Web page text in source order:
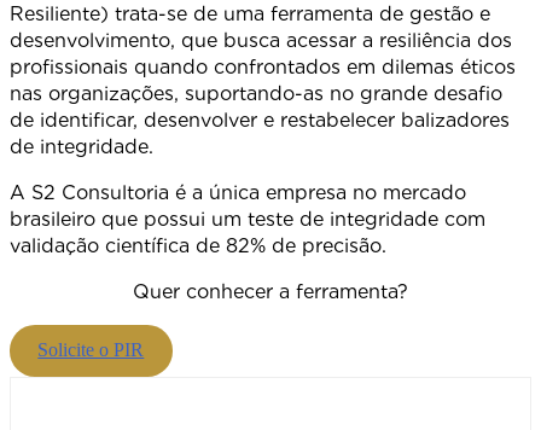
Resiliente) trata-se de uma ferramenta de gestão e
desenvolvimento, que busca acessar a resiliência dos
profissionais quando confrontados em dilemas éticos
nas organizações, suportando-as no grande desafio
de identificar, desenvolver e restabelecer balizadores
de integridade.
A S2 Consultoria é a única empresa no mercado
brasileiro que possui um teste de integridade com
validação científica de 82% de precisão.
Quer conhecer a ferramenta?
Solicite o PIR